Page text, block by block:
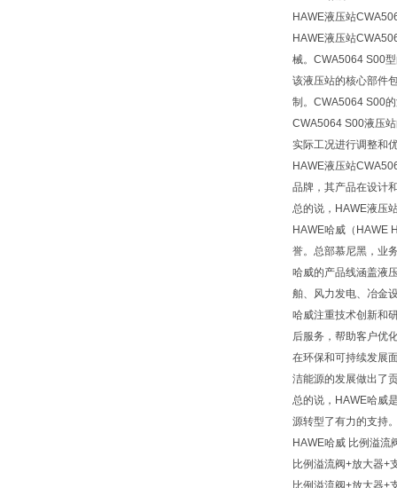
HAWE液压站
HAWE液压站
械。CWA5064 S00
该液压站的核心部件
制。CWA5064 S00
CWA5064 S00液压
实际工况进行调整和
HAWE液压站
品牌，其产品在设计
总的说，HAWE液压
HAWE哈威（HAWE
誉。总部慕尼黑，业
哈威的产品线涵盖液
舶、风力发电、冶金
哈威注重技术创新和
后服务，帮助客户优
在环保和可持续发展
洁能源的发展做出了
总的说，HAWE哈威
源转型了有力的支持
HAWE哈威 比例溢流
比例溢流阀+放大器
比例溢流阀+放大器